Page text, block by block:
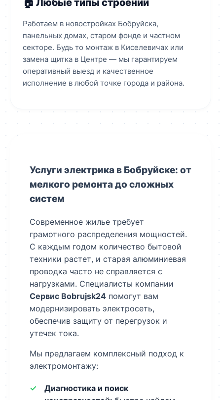
Работаем в новостройках Бобруйска,
панельных домах, старом фонде и частном
секторе. Будь то монтаж в Киселевичах или
замена щитка в Центре — мы гарантируем
оперативный выезд и качественное
исполнение в любой точке города и района.
Услуги электрика в Бобруйске: от
мелкого ремонта до сложных
систем
Современное жилье требует
грамотного распределения мощностей.
С каждым годом количество бытовой
техники растет, и старая алюминиевая
проводка часто не справляется с
нагрузками. Специалисты компании
Сервис Bobrujsk24 помогут вам
модернизировать электросеть,
обеспечив защиту от перегрузок и
утечек тока.
Мы предлагаем комплексный подход к
электромонтажу:
Диагностика и поиск